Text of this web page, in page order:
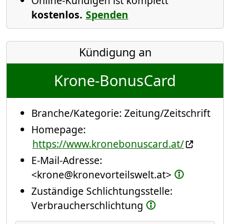
kostenlos. Spenden
Kündigung an
Krone-BonusCard
Branche/Kategorie: Zeitung/Zeitschrift
Homepage:
https://www.kronebonuscard.at/
E-Mail-Adresse:
<krone@kronevorteilswelt.at>
Zuständige Schlichtungsstelle:
Verbraucherschlichtung